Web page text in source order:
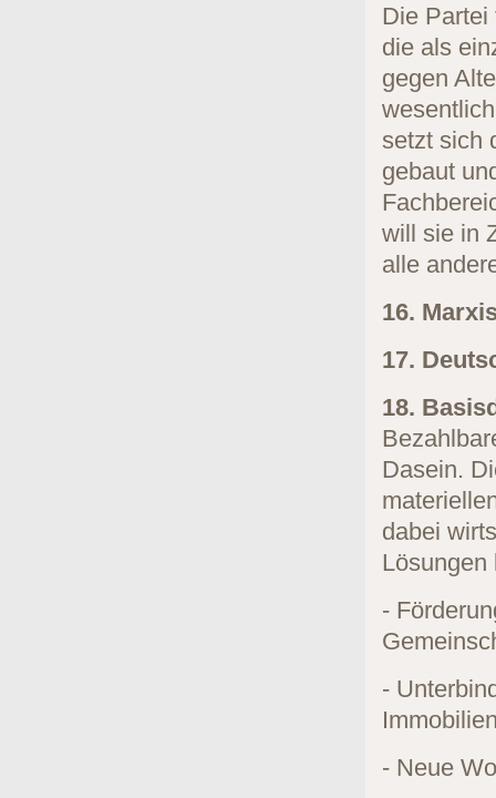
Die Partei
die als
gegen
setzt sich
gebaut
will sie in
alle
16.
17.
18.
Dasein.
dabei
Lösungen
-
-
- Neue